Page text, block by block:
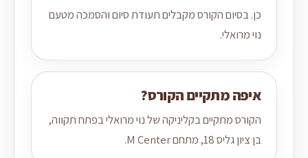
כן. בסיום הקורס מקבלים תעודת סיום והסמכה מטעם
נוי מרואלי.
איפה מתקיים הקורס?
הקורס מתקיים בקליניקה של נוי מרואלי בפתח תקווה,
בן ציון גליס 18, מתחם M Center.